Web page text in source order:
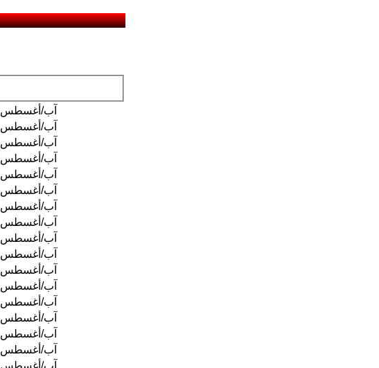
20 آب/أغسطس 2017
20 آب/أغسطس 2017
18 آب/أغسطس 2017
17 آب/أغسطس 2017
16 آب/أغسطس 2017
16 آب/أغسطس 2017
15 آب/أغسطس 2017
15 آب/أغسطس 2017
15 آب/أغسطس 2017
15 آب/أغسطس 2017
14 آب/أغسطس 2017
14 آب/أغسطس 2017
14 آب/أغسطس 2017
14 آب/أغسطس 2017
14 آب/أغسطس 2017
13 آب/أغسطس 2017